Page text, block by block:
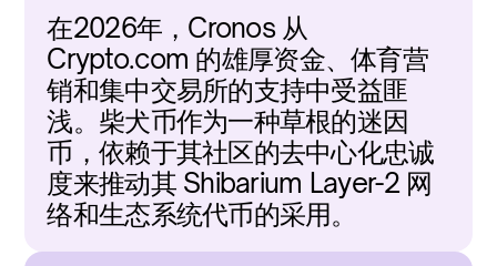
在2026年，Cronos 从
Crypto.com 的雄厚资金、体育营
销和集中交易所的支持中受益匪
浅。柴犬币作为一种草根的迷因
币，依赖于其社区的去中心化忠诚
度来推动其 Shibarium Layer-2 网
络和生态系统代币的采用。